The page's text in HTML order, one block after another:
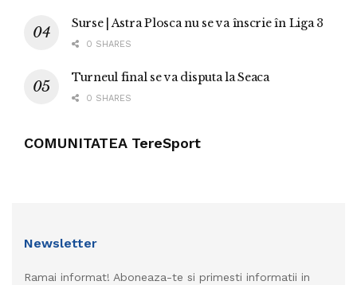
Surse | Astra Plosca nu se va înscrie în Liga 3
0 SHARES
Turneul final se va disputa la Seaca
0 SHARES
COMUNITATEA TereSport
Newsletter
Ramai informat! Aboneaza-te si primesti informatii in